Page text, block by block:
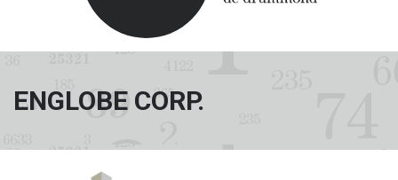
ENGLOBE CORP.